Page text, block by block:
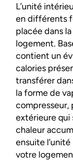
L’unité
en différents
placée dans
logement.
contient un
calories
transférer
la forme de
compresseur,
extérieure qui
chaleur
ensuite
votre